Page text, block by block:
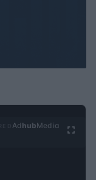
Ad hubMedia